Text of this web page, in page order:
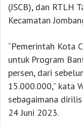
(JSCB), dan RTLH
Kecamatan
“Pemerintah Kota
untuk Program
persen, dari
15.000.000,” kata
sebagaimana
24 Juni 2023.